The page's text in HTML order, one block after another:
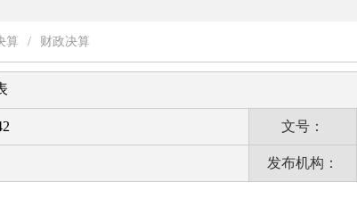
算 / 财政决算
文号：
发布机构：